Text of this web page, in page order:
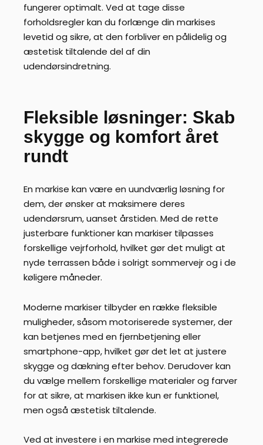
fungerer optimalt. Ved at tage disse
forholdsregler kan du forlænge din markises
levetid og sikre, at den forbliver en pålidelig og
æstetisk tiltalende del af din
udendørsindretning.
Fleksible løsninger: Skab
skygge og komfort året
rundt
En markise kan være en uundværlig løsning for
dem, der ønsker at maksimere deres
udendørsrum, uanset årstiden. Med de rette
justerbare funktioner kan markiser tilpasses
forskellige vejrforhold, hvilket gør det muligt at
nyde terrassen både i solrigt sommervejr og i de
køligere måneder.
Moderne markiser tilbyder en række fleksible
muligheder, såsom motoriserede systemer, der
kan betjenes med en fjernbetjening eller
smartphone-app, hvilket gør det let at justere
skygge og dækning efter behov. Derudover kan
du vælge mellem forskellige materialer og farver
for at sikre, at markisen ikke kun er funktionel,
men også æstetisk tiltalende.
Ved at investere i en markise med integrerede